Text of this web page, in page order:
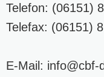
Telefon: (06151)
Telefax: (06151)
E-Mail: info@cbf-